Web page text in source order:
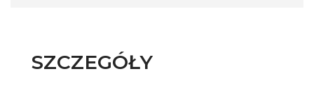
SZCZEGÓŁY